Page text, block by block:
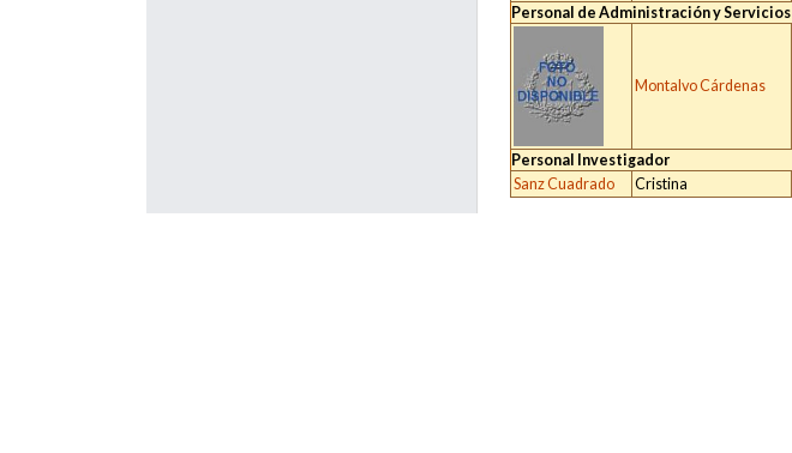
Personal de Administración y Servicios
Montalvo Cárdenas
Personal Investigador
Sanz Cuadrado
Cristina